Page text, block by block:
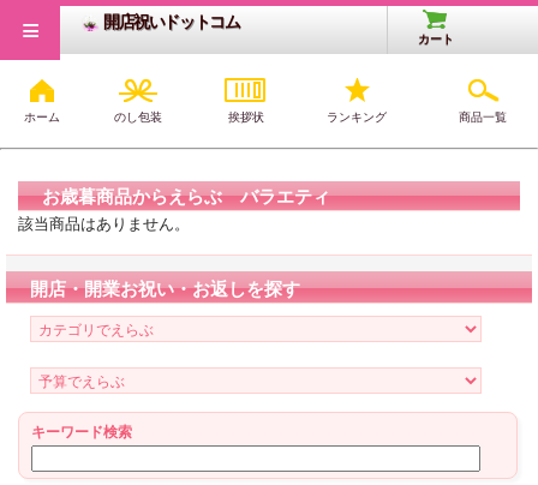
開店祝いドットコム
カート
ホーム のし包装 挨拶状 ランキング 商品一覧
≡
お歳暮商品からえらぶ バラエティ
該当商品はありません。
開店・開業お祝い・お返しを探す
キーワード検索